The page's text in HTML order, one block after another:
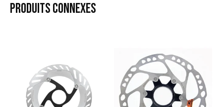
PRODUITSCONNEXES